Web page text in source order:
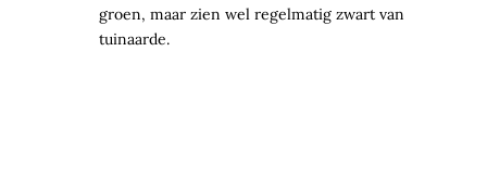
groen, maar zien wel regelmatig zwart van
tuinaarde.